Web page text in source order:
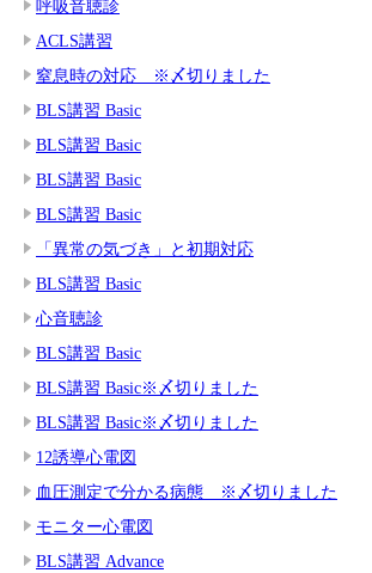
呼吸音聴診
ACLS講習
窒息時の対応 ※〆切りました
BLS講習 Basic
BLS講習 Basic
BLS講習 Basic
BLS講習 Basic
「異常の気づき」と初期対応
BLS講習 Basic
心音聴診
BLS講習 Basic
BLS講習 Basic※〆切りました
BLS講習 Basic※〆切りました
12誘導心電図
血圧測定で分かる病態 ※〆切りました
モニター心電図
BLS講習 Advance